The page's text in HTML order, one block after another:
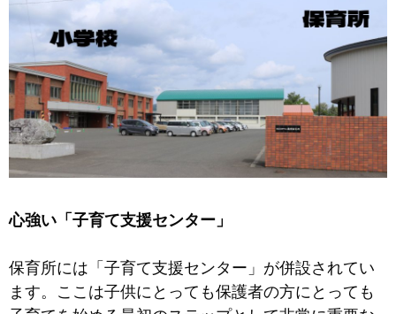
心強い「子育て支援センター」
保育所には「子育て支援センター」が併設されてい
ます。ここは子供にとっても保護者の方にとっても